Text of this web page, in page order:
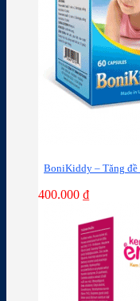
BoniKiddy – Tăng đề
400.000 ₫